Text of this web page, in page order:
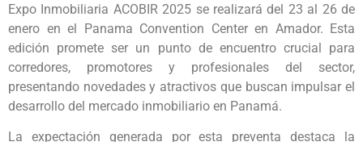
Expo Inmobiliaria ACOBIR 2025 se realizará del 23 al 26 de
enero en el Panama Convention Center en Amador. Esta
edición promete ser un punto de encuentro crucial para
corredores, promotores y profesionales del sector,
presentando novedades y atractivos que buscan impulsar el
desarrollo del mercado inmobiliario en Panamá.
La expectación generada por esta preventa destaca la